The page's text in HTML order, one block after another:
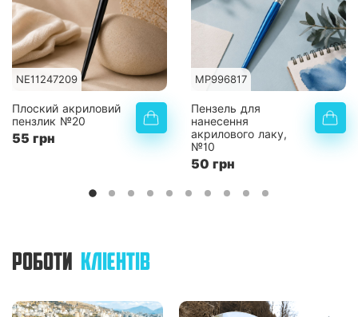
NE11247209
Плоский акриловий
пензлик №20
55 грн
MP996817
Пензель для
нанесення
акрилового лаку,
№10
50 грн
РОБОТИ КЛІЄНТІВ